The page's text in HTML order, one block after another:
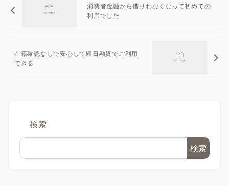
消費者金融から借りれなくなって初めての
利用でした
在籍確認なしで安心して即日融資でご利用
できる
検索
検索